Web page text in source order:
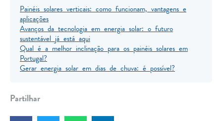
Painéis solares verticais: como funcionam, vantagens e
aplicações
Avanços da tecnologia em energia solar: o futuro
sustentável já está aqui
Qual é a melhor inclinação para os painéis solares em
Portugal?
Gerar energia solar em dias de chuva: é possível?
Partilhar